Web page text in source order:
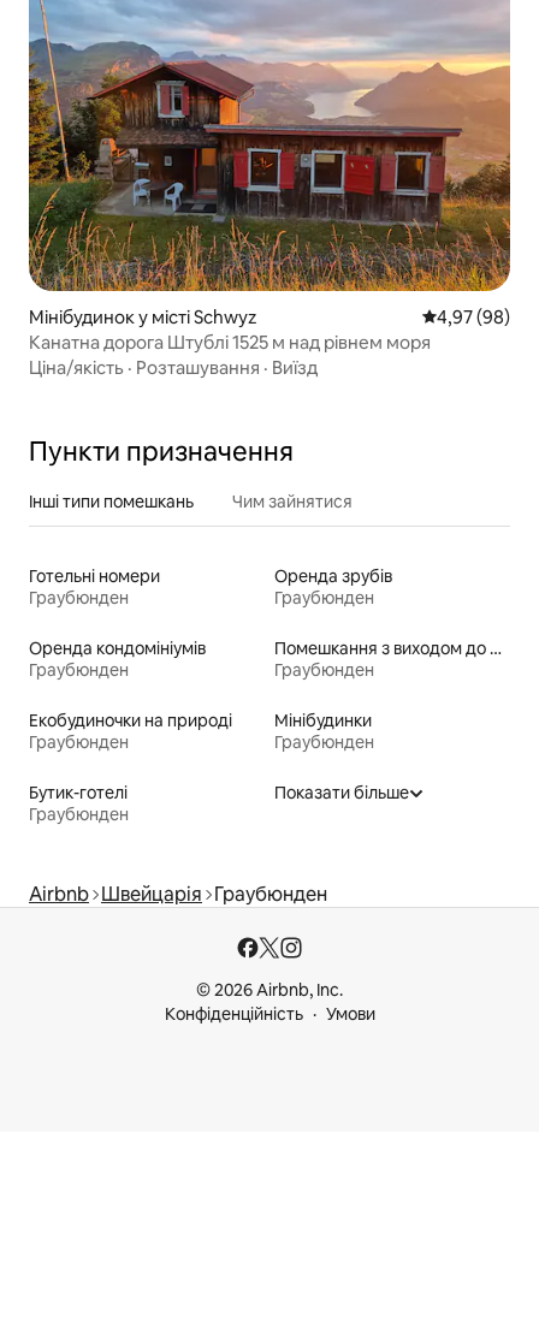
Мінібудинок у місті Schwyz Середня
4,97 (98)
Канатна дорога Штублі 1525 м над рівнем моря
Ціна/якість · Розташування · Виїзд
Пункти призначення
Інші типи помешкань Чим зайнятися
Готельні номери
Граубюнден
Оренда зрубів
Граубюнден
Оренда кондомініумів
Граубюнден
Помешкання з виходом до пляжу
Граубюнден
Екобудиночки на природі
Граубюнден
Мінібудинки
Граубюнден
Бутик-готелі
Граубюнден
Показати більше
Airbnb Швейцарія Граубюнден
© 2026 Airbnb, Inc.
Конфіденційність
Умови